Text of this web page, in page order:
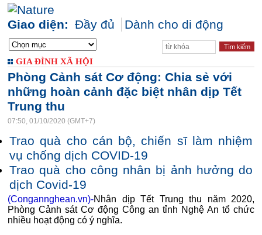
Giao diện: Đầy đủ Dành cho di động
GIA ĐÌNH XÃ HỘI
Phòng Cảnh sát Cơ động: Chia sẻ với
những hoàn cảnh đặc biệt nhân dịp Tết
Trung thu
07:50, 01/10/2020 (GMT+7)
Trao quà cho cán bộ, chiến sĩ làm nhiệm
vụ chống dịch COVID-19
Trao quà cho công nhân bị ảnh hưởng do
dịch Covid-19
(Congannghean.vn)-Nhân dịp Tết Trung thu năm 2020,
Phòng Cảnh sát Cơ động Công an tỉnh Nghệ An tổ chức
nhiều hoạt động có ý nghĩa.